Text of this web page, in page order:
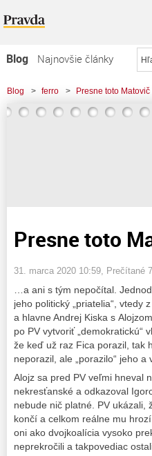
Blog
Najnovšie články
Najčítanejšie články
Najkomentovanejšie články
Blog > ferro > Presne toto
Presne toto
31. marca 2020 10:59 , Prečítané
…a ani s tým nepočítal.
jeho politický „priatelia“, vtedy
a hlavne Andrej Kiska s
po PV vytvoriť „demokratickú“
že keď už raz Fica porazil, tak
neporazil, ale „porazilo“ jeho
Alojz sa pred PV veľmi hneval
nekresťanské a odkazoval
nebude nič platné. PV ukázali,
končí a celkom reálne mu
oni ako dvojkoalícia vysoko
neprekročili a takpovediac